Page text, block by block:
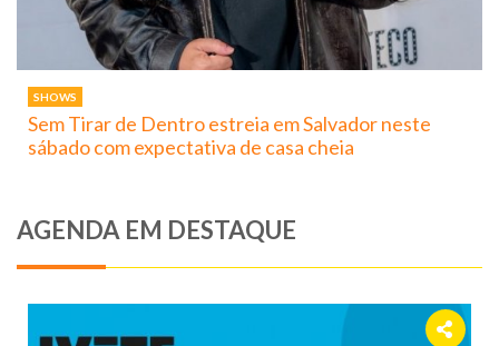
SHOWS
Sem Tirar de Dentro estreia em Salvador neste
sábado com expectativa de casa cheia
AGENDA EM DESTAQUE